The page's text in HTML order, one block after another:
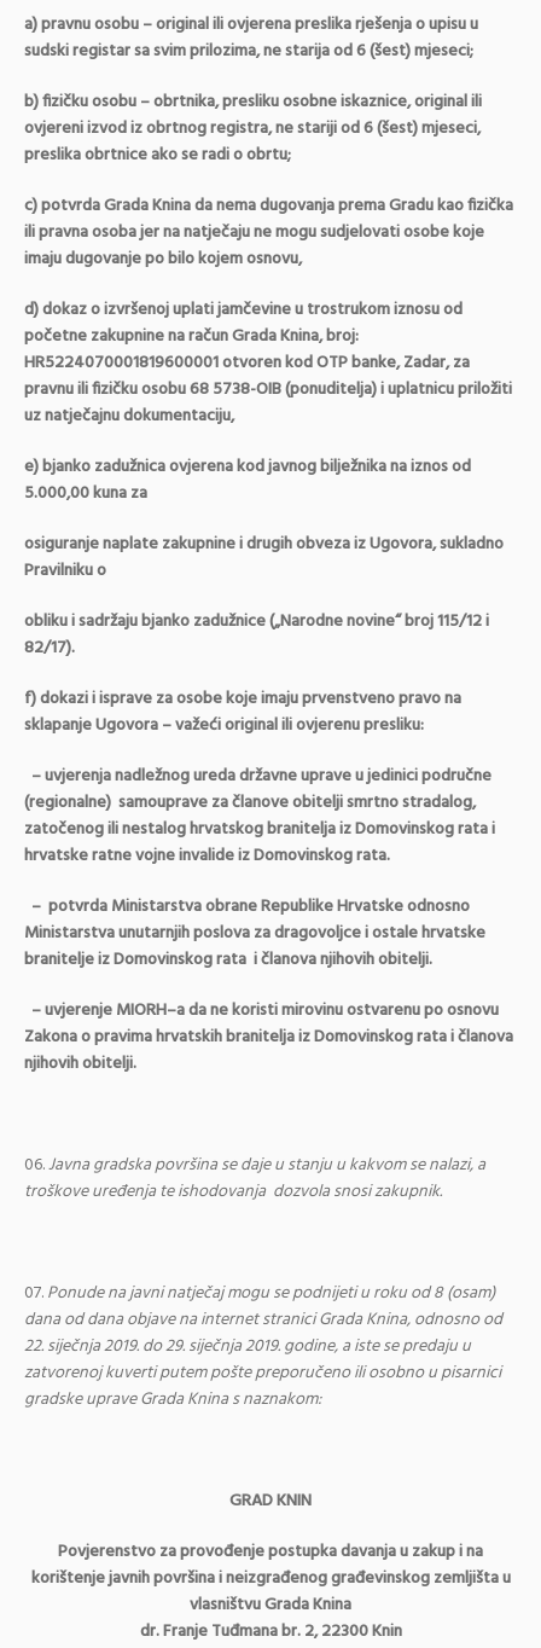
a) pravnu osobu – original ili ovjerena preslika rješenja o upisu u
sudski registar sa svim prilozima, ne starija od 6 (šest) mjeseci;
b) fizičku osobu – obrtnika, presliku osobne iskaznice, original ili
ovjereni izvod iz obrtnog registra, ne stariji od 6 (šest) mjeseci,
preslika obrtnice ako se radi o obrtu;
c) potvrda Grada Knina da nema dugovanja prema Gradu kao fizička
ili pravna osoba jer na natječaju ne mogu sudjelovati osobe koje
imaju dugovanje po bilo kojem osnovu,
d) dokaz o izvršenoj uplati jamčevine u trostrukom iznosu od
početne zakupnine na račun Grada Knina, broj:
HR5224070001819600001 otvoren kod OTP banke, Zadar, za
pravnu ili fizičku osobu 68 5738-OIB (ponuditelja) i uplatnicu priložiti
uz natječajnu dokumentaciju,
e) bjanko zadužnica ovjerena kod javnog bilježnika na iznos od
5.000,00 kuna za
osiguranje naplate zakupnine i drugih obveza iz Ugovora, sukladno
Pravilniku o
obliku i sadržaju bjanko zadužnice („Narodne novine“ broj 115/12 i
82/17).
f) dokazi i isprave za osobe koje imaju prvenstveno pravo na
sklapanje Ugovora – važeći original ili ovjerenu presliku:
– uvjerenja nadležnog ureda državne uprave u jedinici područne
(regionalne) samouprave za članove obitelji smrtno stradalog,
zatočenog ili nestalog hrvatskog branitelja iz Domovinskog rata i
hrvatske ratne vojne invalide iz Domovinskog rata.
– potvrda Ministarstva obrane Republike Hrvatske odnosno
Ministarstva unutarnjih poslova za dragovoljce i ostale hrvatske
branitelje iz Domovinskog rata i članova njihovih obitelji.
– uvjerenje MIORH–a da ne koristi mirovinu ostvarenu po osnovu
Zakona o pravima hrvatskih branitelja iz Domovinskog rata i članova
njihovih obitelji.
Javna gradska površina se daje u stanju u kakvom se nalazi, a
troškove uređenja te ishodovanja dozvola snosi zakupnik.
Ponude na javni natječaj mogu se podnijeti u roku od 8 (osam)
dana od dana objave na internet stranici Grada Knina, odnosno od
22. siječnja 2019. do 29. siječnja 2019. godine, a iste se predaju u
zatvorenoj kuverti putem pošte preporučeno ili osobno u pisarnici
gradske uprave Grada Knina s naznakom:
GRAD KNIN
Povjerenstvo za provođenje postupka davanja u zakup i na
korištenje javnih površina i neizgrađenog građevinskog zemljišta u
vlasništvu Grada Knina
dr.Franje Tuđmana br. 2, 22300 Knin